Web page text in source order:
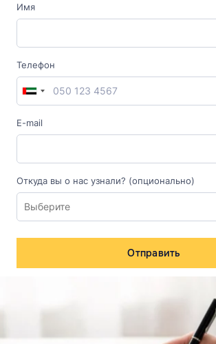
Имя
Телефон
E-mail
Откуда вы о нас узнали? (опционально)
Отправить